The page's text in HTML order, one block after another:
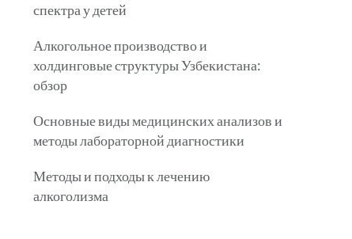
спектра у детей
Алкогольное производство и
холдинговые структуры Узбекистана:
обзор
Основные виды медицинских анализов и
методы лабораторной диагностики
Методы и подходы к лечению
алкоголизма